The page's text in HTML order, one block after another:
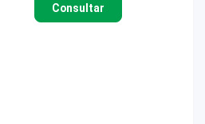
Consultar